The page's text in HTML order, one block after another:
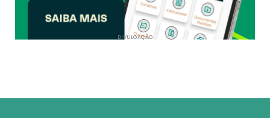
DIVULGAÇÃO